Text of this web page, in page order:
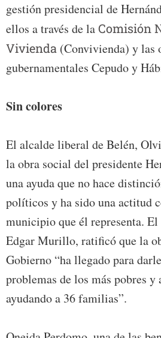
gestión presidencial de
ellos a través de laComisión
Vivienda (Convivienda) y las
gubernamentales Cepudo y
Sin colores
El alcalde liberal de Belén,
la obra social del presidente
una ayuda que no hace
políticos y ha sido una actitud
municipio que él representa. El
Edgar Murillo, ratificó que la
Gobierno “ha llegado para
problemas de los más pobres y
ayudando a 36 familias”.